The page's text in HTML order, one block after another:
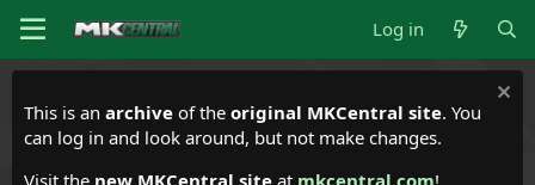
Log in
This is an archive of the original MKCentral site. You
can log in and look around, but not make changes.
Visit the new MKCentral site at mkcentral.com!